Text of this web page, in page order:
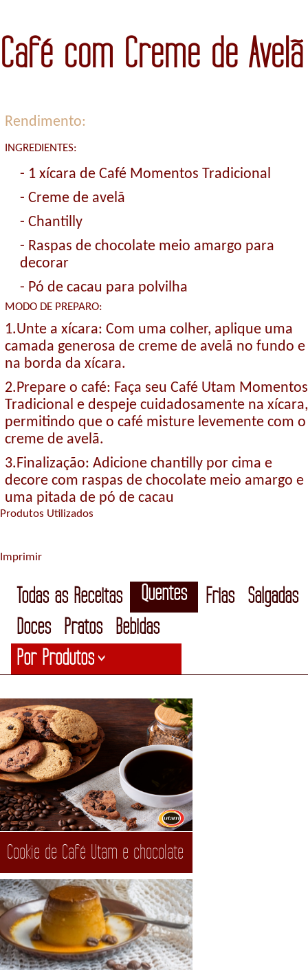
Café com Creme de Avelã
Rendimento:
INGREDIENTES:
- 1 xícara de Café Momentos Tradicional
- Creme de avelã
- Chantilly
- Raspas de chocolate meio amargo para
decorar
- Pó de cacau para polvilha
MODO DE PREPARO:
1.Unte a xícara: Com uma colher, aplique uma
camada generosa de creme de avelã no fundo e
na borda da xícara.
2.Prepare o café: Faça seu Café Utam Momentos
Tradicional e despeje cuidadosamente na xícara,
permitindo que o café misture levemente com o
creme de avelã.
3.Finalização: Adicione chantilly por cima e
decore com raspas de chocolate meio amargo e
uma pitada de pó de cacau
Produtos Utilizados
Imprimir
Todas as Receitas Quentes Frias
Salgadas
Doces
Pratos
Bebidas
Por Produtos>
Cookie de Café Utam e chocolate